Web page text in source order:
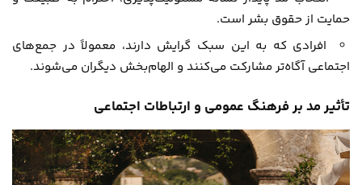
حمایت از حقوق بشر است.
افرادی که به این سبک گرایش دارند، معمولاً در جمع‌های
اجتماعی آگاه‌تر مشارکت می‌کنند و الهام‌بخش دیگران می‌شوند.
تأثیر مد بر فرهنگ عمومی و ارتباطات اجتماعی